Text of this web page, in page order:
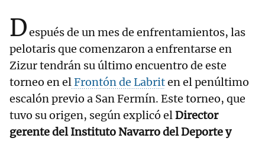
Después de un mes de enfrentamientos, las
pelotaris que comenzaron a enfrentarse en
Zizur tendrán su último encuentro de este
torneo en elFrontón de Labriten el penúltimo
escalón previo a San Fermín. Este torneo, que
tuvo su origen, según explicó elDirector
gerente del Instituto Navarro del Deporte y